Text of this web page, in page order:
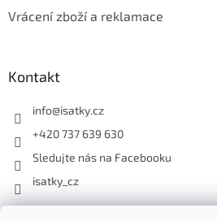
Vrácení zboží a reklamace
Kontakt
info@isatky.cz
+420 737 639 630
Sledujte nás na Facebooku
isatky_cz